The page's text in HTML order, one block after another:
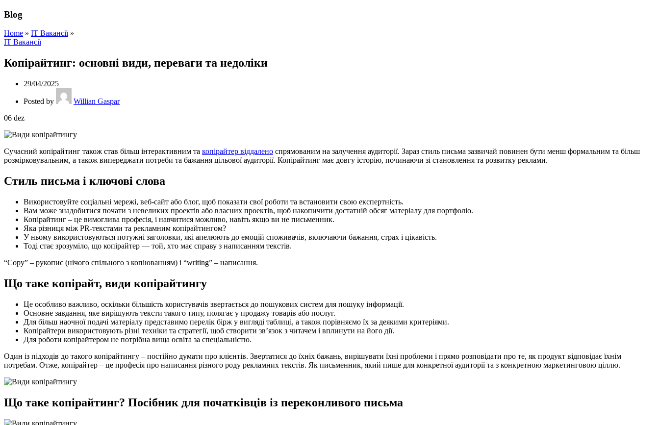
Blog
Home » IT Вакансії»
IT Вакансії
Копірайтинг: основні види, переваги та недоліки
29/04/2025
Posted by
Willian Gaspar
06 dez
Сучасний копірайтинг також став більш інтерактивним та копірайтер віддалено спрямованим на залучення аудиторії. Зараз стиль письма зазвичай повинен бути менш формальним та більш
розмірковувальним, а також випереджати потреби та бажання цільової аудиторії. Копірайтинг має довгу історію, починаючи зі становлення та розвитку реклами.
Стиль письма і ключові слова
Використовуйте соціальні мережі, веб-сайт або блог, щоб показати свої роботи та встановити свою експертність.
Вам може знадобитися почати з невеликих проектів або власних проектів, щоб накопичити достатній обсяг матеріалу для портфоліо.
Копірайтинг – це вимоглива професія, і навчитися можливо, навіть якщо ви не письменник.
Яка різниця між PR-текстами та рекламним копірайтингом?
У ньому використовуються потужні заголовки, які апелюють до емоцій споживачів, включаючи бажання, страх і цікавість.
Тоді стає зрозуміло, що копірайтер — той, хто має справу з написанням текстів.
“Copy” – рукопис (нічого спільного з копіюванням) і “writing” – написання.
Що таке копірайт, види копірайтингу
Це особливо важливо, оскільки більшість користувачів звертається до пошукових систем для пошуку інформації.
Основне завдання, яке вирішують тексти такого типу, полягає у продажу товарів або послуг.
Для більш наочної подачі матеріалу представимо перелік бірж у вигляді таблиці, а також порівняємо їх за деякими критеріями.
Копірайтери використовують різні техніки та стратегії, щоб створити зв’язок з читачем і вплинути на його дії.
Для роботи копірайтером не потрібна вища освіта за спеціальністю.
Один із підходів до такого копірайтингу – постійно думати про клієнтів. Звертатися до їхніх бажань, вирішувати їхні проблеми і прямо розповідати про те, як продукт відповідає їхнім
потребам. Отже, копірайтер – це професія про написання різного роду рекламних текстів. Як письменник, який пише для конкретної аудиторії та з конкретною маркетинговою ціллю.
Що таке копірайтинг? Посібник для початківців із переконливого письма